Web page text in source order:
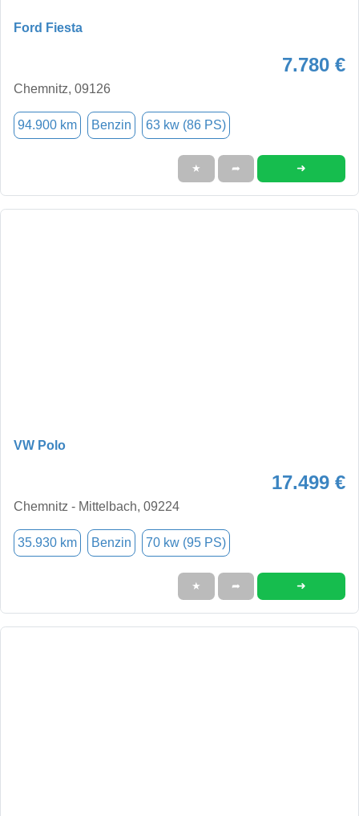
Ford Fiesta
7.780 €
Chemnitz, 09126
94.900 km Benzin 63 kw (86 PS)
★ ➦ ➜
VW Polo
17.499 €
Chemnitz - Mittelbach, 09224
35.930 km Benzin 70 kw (95 PS)
★ ➦ ➜